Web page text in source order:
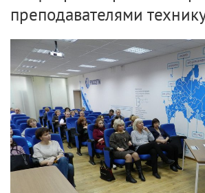
преподавателями